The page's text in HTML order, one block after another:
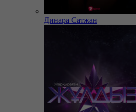
Динара Сатжан